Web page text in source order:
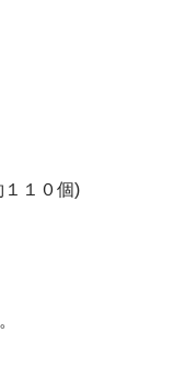
１０個)